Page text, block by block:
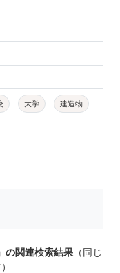
大学 建造物
の関連検索結果 （同じ